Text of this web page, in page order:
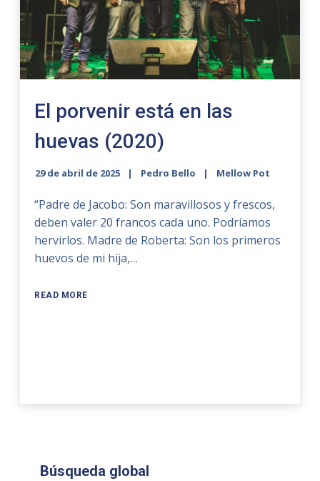
El porvenir está en las
huevas (2020)
29 de abril de 2025 Pedro Bello Mellow Pot
“Padre de Jacobo: Son maravillosos y frescos,
deben valer 20 francos cada uno. Podríamos
hervirlos. Madre de Roberta: Son los primeros
huevos de mi hija,…
READ MORE
Búsqueda global